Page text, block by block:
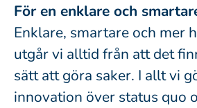
För en enklare och
Enklare, smartare och mer
utgår vi alltid från att det
sätt att göra saker. I allt vi
innovation över status quo